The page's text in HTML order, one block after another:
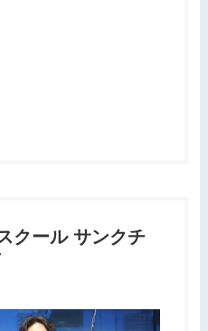
クール サンクチ